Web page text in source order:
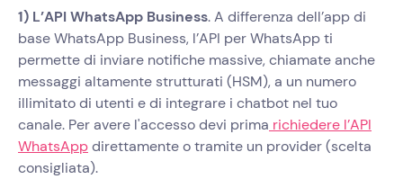
1) L’API WhatsApp Business. A differenza dell’app di
base WhatsApp Business, l’API per WhatsApp ti
permette di inviare notifiche massive, chiamate anche
messaggi altamente strutturati (HSM), a un numero
illimitato di utenti e di integrare i chatbot nel tuo
canale. Per avere l'accesso devi prima richiedere l’API
WhatsAppdirettamente o tramite un provider (scelta
consigliata).